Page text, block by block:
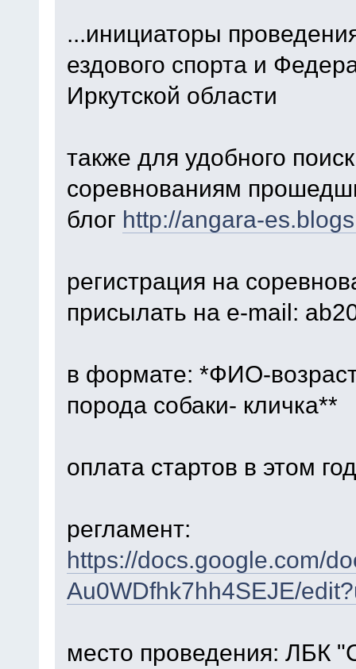
...инициаторы
ездового спорта и
Иркутской области
также для удобного
соревнованиям
блог http://angara-
регистрация на
присылать на e-mail:
в формате: *ФИО-
порода собаки- кличка**
оплата стартов в этом
регламент:
https://docs.google.com/
Au0WDfhk7hh4SEJE/
место проведения: ЛБК